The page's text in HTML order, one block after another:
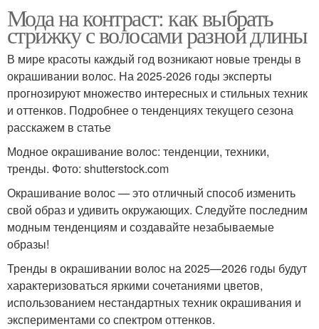
Мода на контраст: как выбрать
стрижку с волосами разной длины
В мире красоты каждый год возникают новые тренды в
окрашивании волос. На 2025-2026 годы эксперты
прогнозируют множество интересных и стильных техник
и оттенков. Подробнее о тенденциях текущего сезона
расскажем в статье
Модное окрашивание волос: тенденции, техники,
тренды. Фото: shutterstock.com
Окрашивание волос — это отличный способ изменить
свой образ и удивить окружающих. Следуйте последним
модным тенденциям и создавайте незабываемые
образы!
Тренды в окрашивании волос на 2025—2026 годы будут
характеризоваться яркими сочетаниями цветов,
использованием нестандартных техник окрашивания и
экспериментами со спектром оттенков.